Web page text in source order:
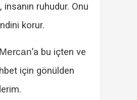
insanın ruhudur. Onu
korur.
’a bu içten ve
için gönülden